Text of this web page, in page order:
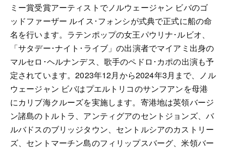
ミー賞受賞アーティストでノルウェージャン ビバのゴ
ッドファーザー ルイス･フォンシが式典で正式に船の命
名を行います。ラテンポップの女王パウリナ･ルビオ、
「サタデー･ナイト･ライブ」の出演者でマイアミ出身の
マルセロ･ヘルナンデス、歌手のペドロ･カポの出演も予
定されています。2023年12月から2024年3月まで、ノル
ウェージャン ビバはプエルトリコのサンフアンを母港
にカリブ海クルーズを実施します。寄港地は英領バージ
ン諸島のトルトラ、アンティグアのセントジョンズ、バ
ルバドスのブリッジタウン、セントルシアのカストリー
ズ、セントマーチン島のフィリップスバーグ、米領バー